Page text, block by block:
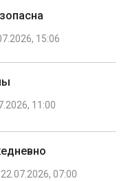
15:06
11:00
22.07.2026, 07:00